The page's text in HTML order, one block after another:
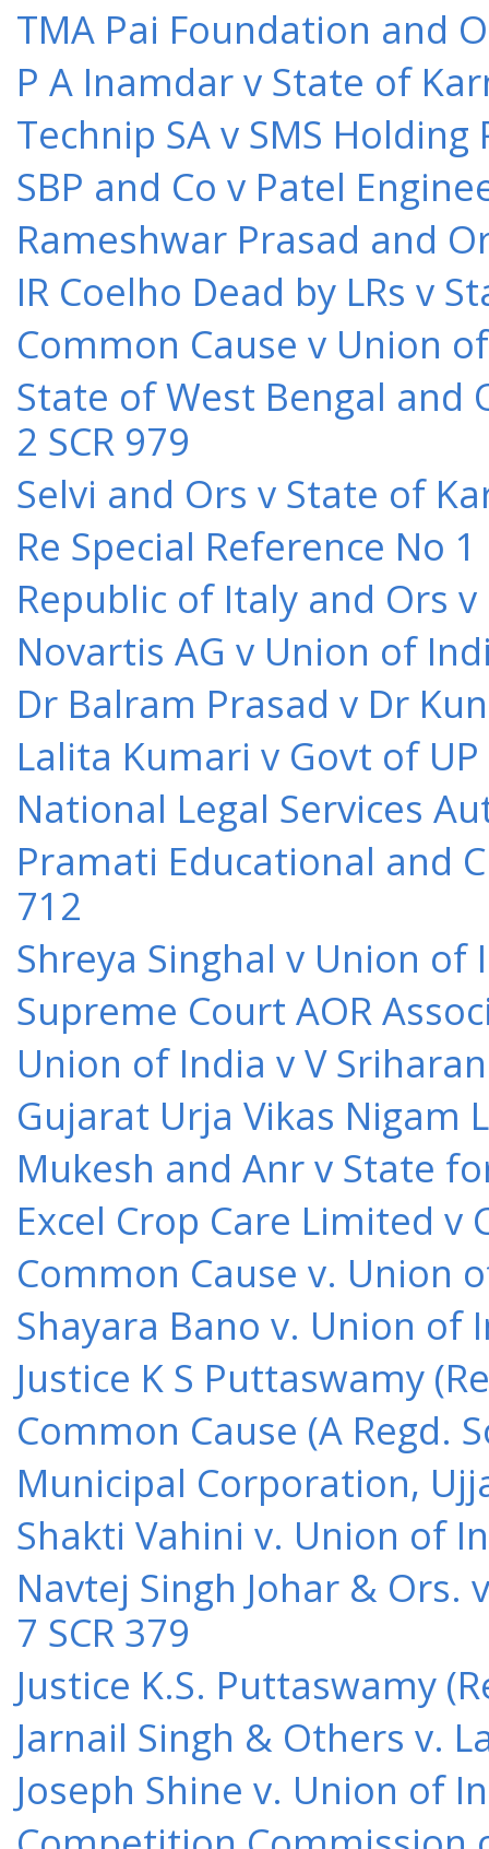
TMA Pai Foundation and
P A Inamdar v State of
Technip SA v SMS
SBP and Co v Patel
Rameshwar Prasad and
IR Coelho Dead by LRs v
Common Cause v Union
State of West Bengal
2 SCR 979
Selvi and Ors v State of
Re Special Reference No
Republic of Italy and Ors
Novartis AG v Union of
Dr Balram Prasad v Dr
Lalita Kumari v Govt of
National Legal Services
Pramati Educational and
712
Shreya Singhal v Union of
Supreme Court AOR
Union of India v V
Gujarat Urja Vikas Nigam
Mukesh and Anr v State
Excel Crop Care Limited
Common Cause v. Union
Shayara Bano v. Union of
Justice K S Puttaswamy
Common Cause (A Regd.
Municipal Corporation,
Shakti Vahini v. Union of
Navtej Singh Johar &
7 SCR 379
Justice K.S. Puttaswamy
Jarnail Singh & Others v.
Joseph Shine v. Union of